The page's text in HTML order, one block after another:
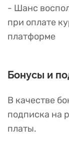
- Шанс
при оплате
платформе
Бонусы и
В качестве
подписка на
платы.